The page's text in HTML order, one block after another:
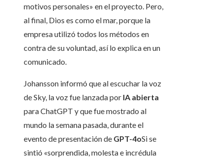
motivos personales» en el proyecto. Pero,
al final, Dios es como el mar, porque la
empresa utilizó todos los métodos en
contra de su voluntad, así lo explica en un
comunicado.
Johansson informó que al escuchar la voz
de Sky, la voz fue lanzada por IA abierta
para ChatGPT y que fue mostrado al
mundo la semana pasada, durante el
evento de presentación de GPT-4oSi se
sintió «sorprendida, molesta e incrédula